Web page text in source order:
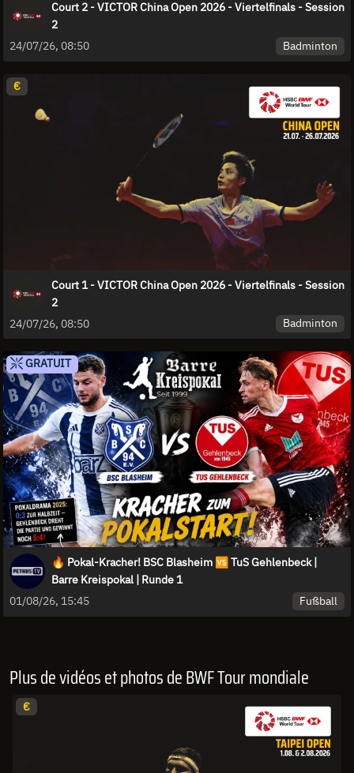
Court 2 - VICTOR China Open 2026 - Viertelfinals - Session
2
24/07/26, 08:50
Badminton
€
Court 1 - VICTOR China Open 2026 - Viertelfinals - Session
2
24/07/26, 08:50
Badminton
GRATUIT
🔥 Pokal-Kracher! BSC Blasheim 🆚 TuS Gehlenbeck |
Barre Kreispokal | Runde 1
01/08/26, 15:45
Fußball
Plus de vidéos et photos de BWF Tour mondiale
€